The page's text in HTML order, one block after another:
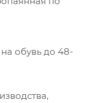
обувь до 48-